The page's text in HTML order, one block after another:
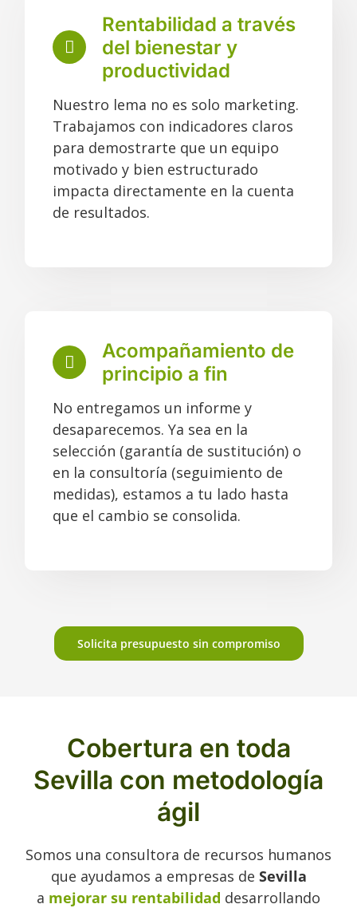
Rentabilidad a través
del bienestar y
productividad
Nuestro lema no es solo marketing.
Trabajamos con indicadores claros
para demostrarte que un equipo
motivado y bien estructurado
impacta directamente en la cuenta
de resultados.
Acompañamiento de
principio a fin
No entregamos un informe y
desaparecemos. Ya sea en la
selección (garantía de sustitución) o
en la consultoría (seguimiento de
medidas), estamos a tu lado hasta
que el cambio se consolida.
Solicita presupuesto sin compromiso
Cobertura en toda
Sevilla con metodología
ágil
Somos una consultora de recursos humanos
que ayudamos a empresas de Sevilla
a mejorar su rentabilidad desarrollando